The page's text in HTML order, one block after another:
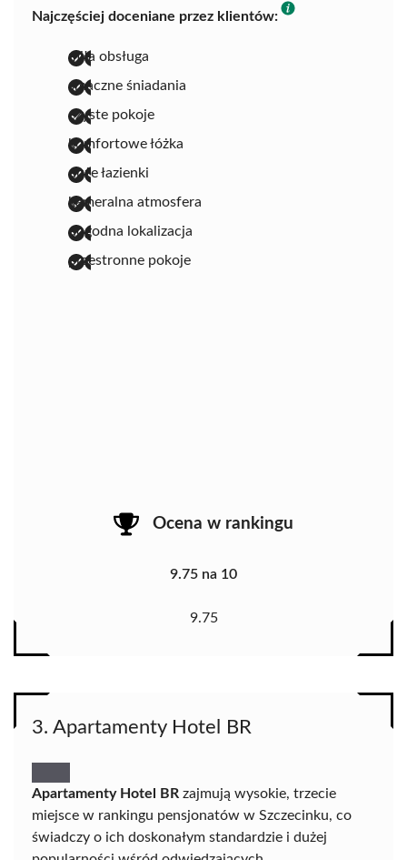
Najczęściej doceniane przez klientów:
miła obsługa
smaczne śniadania
czyste pokoje
komfortowe łóżka
duże łazienki
kameralna atmosfera
dogodna lokalizacja
przestronne pokoje
Ocena w rankingu
9.75 na 10
9.75
3. Apartamenty Hotel BR
Apartamenty Hotel BR zajmują wysokie, trzecie
miejsce w rankingu pensjonatów w Szczecinku, co
świadczy o ich doskonałym standardzie i dużej